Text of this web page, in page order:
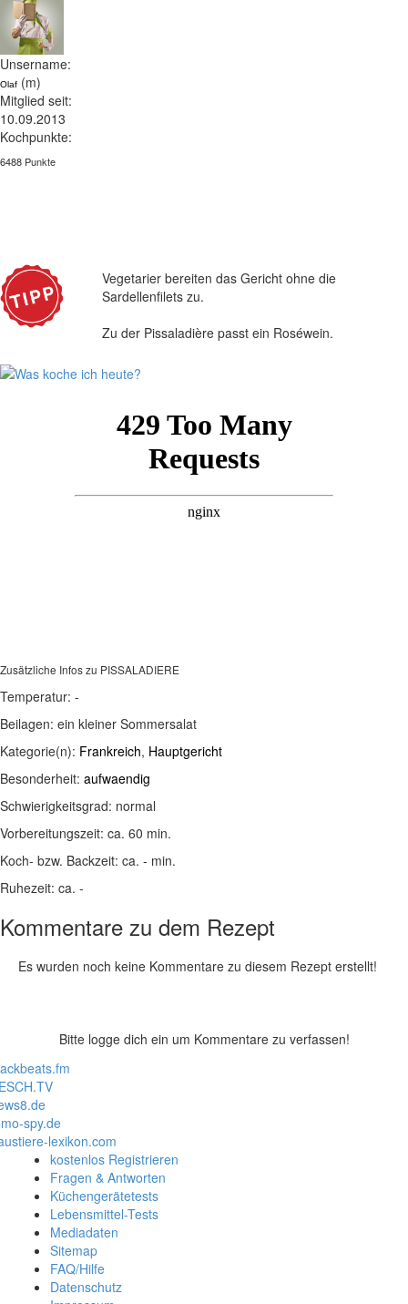
Unsername:
Olaf (m)
Mitglied seit:
10.09.2013
Kochpunkte:
6488 Punkte
Vegetarier bereiten das Gericht ohne die
Sardellenfilets zu.
Zu der Pissaladière passt ein Roséwein.
Zusätzliche Infos zu PISSALADIERE
Temperatur: -
Beilagen: ein kleiner Sommersalat
Kategorie(n): Frankreich, Hauptgericht
Besonderheit: aufwaendig
Schwierigkeitsgrad: normal
Vorbereitungszeit: ca. 60 min.
Koch- bzw. Backzeit: ca. - min.
Ruhezeit: ca. -
Kommentare zu dem Rezept
Es wurden noch keine Kommentare zu diesem Rezept erstellt!
Bitte logge dich ein um Kommentare zu verfassen!
spy.de
lexikon.com
kostenlos Registrieren
Fragen & Antworten
Küchengerätetests
Lebensmittel-Tests
Mediadaten
Sitemap
FAQ/Hilfe
Datenschutz